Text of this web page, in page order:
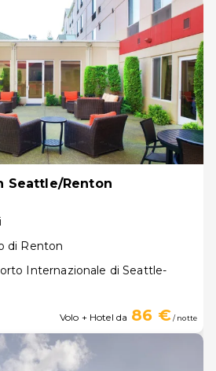
Seattle/Renton
di Renton
Internazionale di Seattle-
Volo + Hotel da 86 €/ notte